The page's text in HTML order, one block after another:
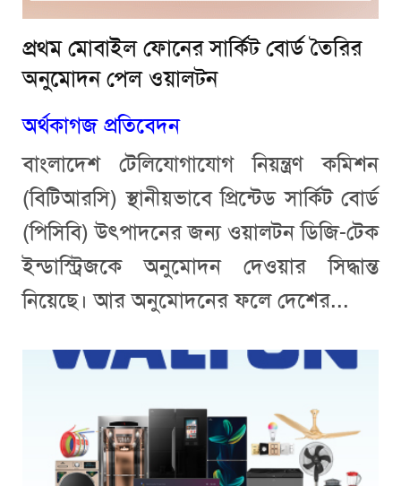
প্রথম মোবাইল ফোনের সার্কিট বোর্ড তৈরির
অনুমোদন পেল ওয়ালটন
অর্থকাগজ প্রতিবেদন
বাংলাদেশ টেলিযোগাযোগ নিয়ন্ত্রণ কমিশন
(বিটিআরসি) স্থানীয়ভাবে প্রিন্টেড সার্কিট বোর্ড
(পিসিবি) উৎপাদনের জন্য ওয়ালটন ডিজি-টেক
ইন্ডাস্ট্রিজকে অনুমোদন দেওয়ার সিদ্ধান্ত
নিয়েছে। আর অনুমোদনের ফলে দেশের...